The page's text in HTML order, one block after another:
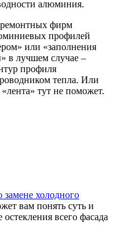
алюминия.
ремонтных фирм
профилей
или «заполнения
в лучшем случае –
профиля
тепла. Или
тут не поможет.
холодного
вам понять суть и
всего фасада